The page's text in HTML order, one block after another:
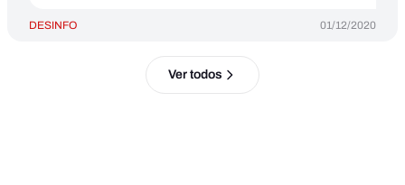
DESINFO 01/12/2020
Ver todos